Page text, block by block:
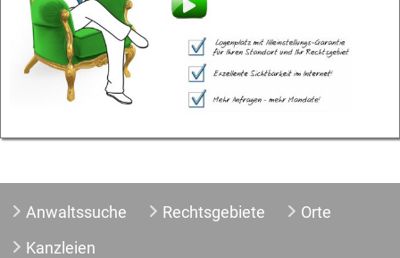
Anwaltssuche Rechtsgebiete
Orte
Kanzleien